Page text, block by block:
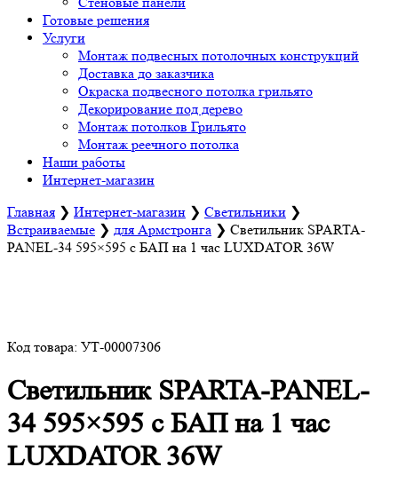
Готовые решения
Услуги
Монтаж подвесных потолочных конструкций
Доставка до заказчика
Окраска подвесного потолка грильято
Декорирование под дерево
Монтаж потолков Грильято
Монтаж реечного потолка
Наши работы
Интернет-магазин
Главная ❯ Интернет-магазин ❯ Светильники ❯
Встраиваемые ❯ для Армстронга ❯ Светильник SPARTA-
PANEL-34 595×595 c БАП на 1 час LUXDATOR 36W
Код товара: УТ-00007306
Светильник SPARTA-PANEL-
34 595×595 c БАП на 1 час
LUXDATOR 36W